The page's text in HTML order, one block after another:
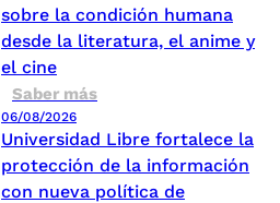
sobre la condición humana
desde la literatura, el anime y
el cine
Saber más
06/08/2026
Universidad Libre fortalece la
protección de la información
con nueva política de